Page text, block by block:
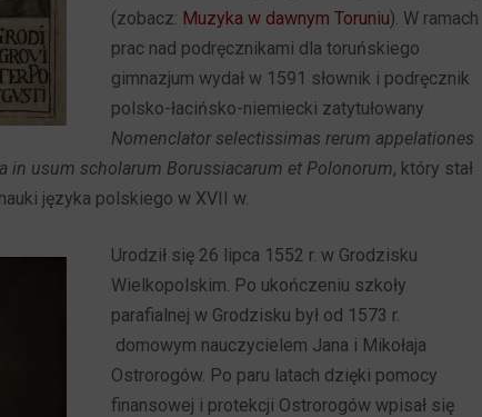
(zobacz: Muzyka w dawnym Toruniu). W ramach
prac nad podręcznikami dla toruńskiego
gimnazjum wydał w 1591 słownik i podręcznik
polsko-łacińsko-niemiecki zatytułowany
Nomenclator selectissimas rerum appelationes
in usum scholarum Borussiacarum et Polonorum, który stał
języka polskiego w XVII w.
Urodził się 26 lipca 1552 r. w Grodzisku
Wielkopolskim. Po ukończeniu szkoły
parafialnej w Grodzisku był od 1573 r.
domowym nauczycielem Jana i Mikołaja
Ostrorogów. Po paru latach dzięki pomocy
finansowej i protekcji Ostrorogów wpisał się